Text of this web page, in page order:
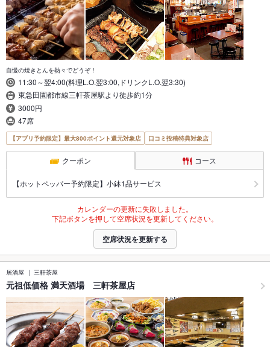
自慢の焼きとんを熱々でどうぞ！
11:30～翌4:00(料理L.O.翌3:00,ドリンクL.O.翌3:30)
東急田園都市線三軒茶屋駅より徒歩約1分
3000円
47席
【アプリ予約限定】最大800ポイント還元対象店 口コミ投稿特典対象店
クーポン コース
【ホットペッパー予約限定】小鉢1品サービス
カレンダーの更新に失敗しました。
下記ボタンを押して空席状況を更新してください。
空席状況を更新する
居酒屋 三軒茶屋
元祖低価格 満天酒場 三軒茶屋店